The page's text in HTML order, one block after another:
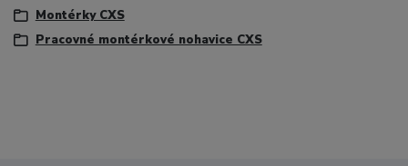
Montérky CXS
Pracovné montérkové nohavice CXS